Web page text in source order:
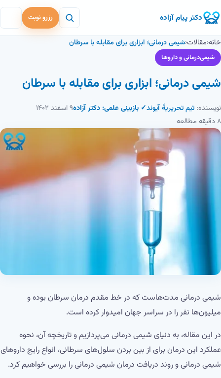
دکتر پیام آزاده رزرو نوبت
خانه‹مقالات‹شیمی درمانی؛ ابزاری برای مقابله با سرطان
شیمی‌درمانی و داروها
شیمی درمانی؛ ابزاری برای مقابله با سرطان
نویسنده: تیم تحریریهٔ آیوند✓ بازبینی علمی: دکتر آزاده۹ اسفند ۱۴۰۲
شیمی درمانی مدت‌هاست که در خط مقدم درمان سرطان بوده و
میلیون‌ها نفر را در سراسر جهان امیدوار کرده است.
در این مقاله، به دنیای شیمی درمانی می‌پردازیم و تاریخچه آن، نحوه
عملکرد این درمان برای از بین بردن سلول‌های سرطانی، انواع رایج داروهای
شیمی درمانی و روند دریافت درمان شیمی درمانی را بررسی خواهیم کرد.